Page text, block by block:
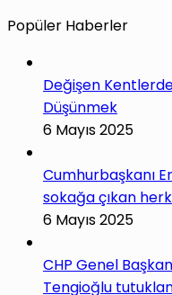
Popüler Haberler
Değişen
Düşünmek
6 Mayıs 2025
Cumhurbaşkanı
sokağa çıkan
6 Mayıs 2025
CHP Genel
Tengioğlu